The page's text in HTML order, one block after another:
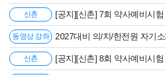
신촌 [공지][신촌] 7회 약사예비시
동영상 강좌
신촌 [공지][신촌] 8회 약사예비시